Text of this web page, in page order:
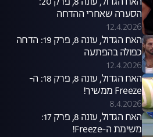
הסערה שאחרי ההדחה
12.4.2026
האח הגדול, עונה 8, פרק 19: הדחה
כפולה בהפתעה
12.4.2026
האח הגדול, עונה 8, פרק 18: ה-
Freeze ממשיך!
8.4.2026
האח הגדול, עונה 8, פרק 17:
משימת ה-Freeze!